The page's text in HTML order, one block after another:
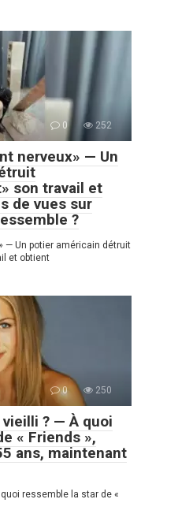
0 252
nerveux» — Un
son travail et
de vues sur
?
— Un potier américain détruit
et obtient
0 250
? — À quoi
« Friends »,
ans, maintenant
ressemble la star de «